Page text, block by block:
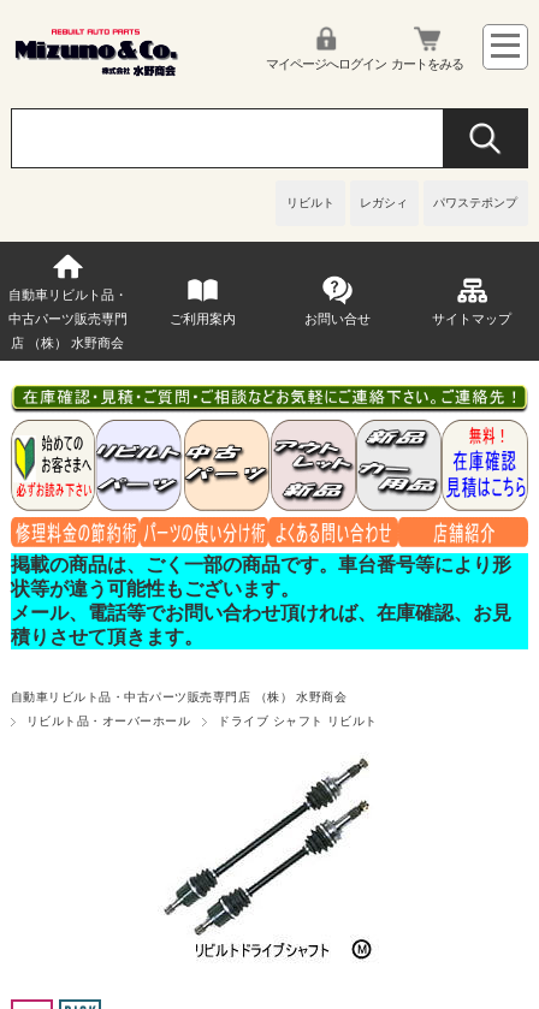
リビルト レガシィ パワステポンプ
マイページへログイン カートをみる
自動車リビルト品・
中古パーツ販売専門
店 （株） 水野商会
ご利用案内 お問い合せ サイトマップ
掲載の商品は、ごく一部の商品です。車台番号等により形
状等が違う可能性もございます。
メール、電話等でお問い合わせ頂ければ、在庫確認、お見
積りさせて頂きます。
自動車リビルト品・中古パーツ販売専門店 （株） 水野商会
リビルト品・オーバーホール
ドライブ シャフト リビルト